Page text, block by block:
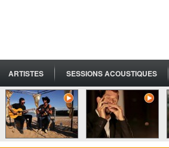
ARTISTES SESSIONS ACOUSTIQUES